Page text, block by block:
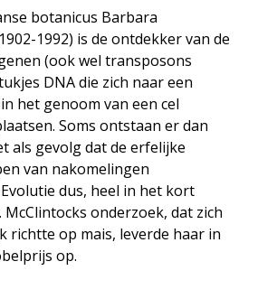
botanicus Barbara
1992) is de ontdekker van de
(ook wel transposons
DNA die zich naar een
het genoom van een cel
Soms ontstaan er dan
als gevolg dat de erfelijke
van nakomelingen
dus, heel in het kort
McClintocks onderzoek, dat zich
richtte op mais, leverde haar in
op.